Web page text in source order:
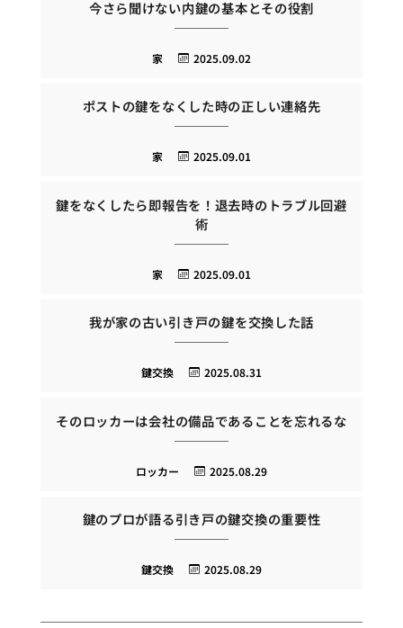
今さら聞けない内鍵の基本とその役割
2025.09.02
家
ポストの鍵をなくした時の正しい連絡先
2025.09.01
家
鍵をなくしたら即報告を！退去時のトラブル回避
術
2025.09.01
家
我が家の古い引き戸の鍵を交換した話
2025.08.31
鍵交換
そのロッカーは会社の備品であることを忘れるな
2025.08.29
ロッカー
鍵のプロが語る引き戸の鍵交換の重要性
2025.08.29
鍵交換